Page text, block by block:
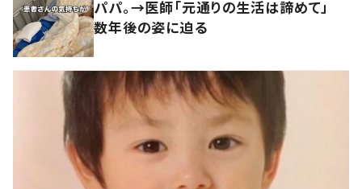
パパ。→医師「元通りの生活は諦めて」
数年後の姿に迫る